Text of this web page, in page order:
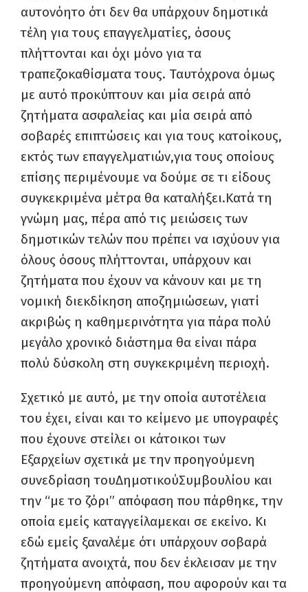
αυτονόητο ότι δεν θα υπάρχουν δημοτικά
τέλη για τους επαγγελματίες, όσους
πλήττονται και όχι μόνο για τα
τραπεζοκαθίσματα τους. Ταυτόχρονα όμως
με αυτό προκύπτουν και μία σειρά από
ζητήματα ασφαλείας και μία σειρά από
σοβαρές επιπτώσεις και για τους κατοίκους,
εκτός των επαγγελματιών,για τους οποίους
επίσης περιμένουμε να δούμε σε τι είδους
συγκεκριμένα μέτρα θα καταλήξει.Κατά τη
γνώμη μας, πέρα από τις μειώσεις των
δημοτικών τελών που πρέπει να ισχύουν για
όλους όσους πλήττονται, υπάρχουν και
ζητήματα που έχουν να κάνουν και με τη
νομική διεκδίκηση αποζημιώσεων, γιατί
ακριβώς η καθημερινότητα για πάρα πολύ
μεγάλο χρονικό διάστημα θα είναι πάρα
πολύ δύσκολη στη συγκεκριμένη περιοχή.
Σχετικό με αυτό, με την οποία αυτοτέλεια
του έχει, είναι και το κείμενο με υπογραφές
που έχουνε στείλει οι κάτοικοι των
Εξαρχείων σχετικά με την προηγούμενη
συνεδρίαση τουΔημοτικούΣυμβουλίου και
την “με το ζόρι” απόφαση που πάρθηκε, την
οποία εμείς καταγγείλαμεκαι σε εκείνο. Κι
εδώ εμείς ξαναλέμε ότι υπάρχουν σοβαρά
ζητήματα ανοιχτά, που δεν έκλεισαν με την
προηγούμενη απόφαση, που αφορούν και τα